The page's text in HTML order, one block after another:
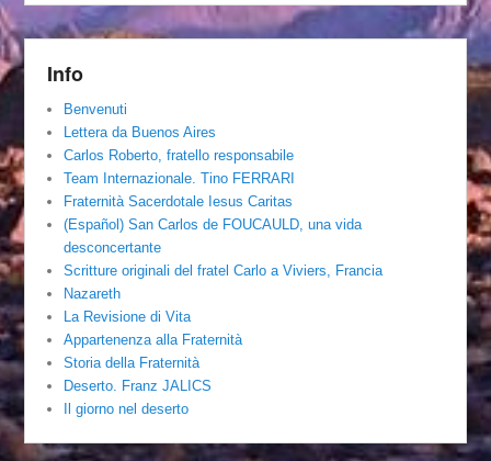
Info
Benvenuti
Lettera da Buenos Aires
Carlos Roberto, fratello responsabile
Team Internazionale. Tino FERRARI
Fraternità Sacerdotale Iesus Caritas
(Español) San Carlos de FOUCAULD, una vida
desconcertante
Scritture originali del fratel Carlo a Viviers, Francia
Nazareth
La Revisione di Vita
Appartenenza alla Fraternità
Storia della Fraternità
Deserto. Franz JALICS
Il giorno nel deserto